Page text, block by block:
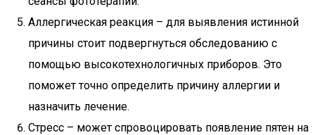
Аллергическая реакция – для выявления истинной
причины стоит подвергнуться обследованию с
помощью высокотехнологичных приборов. Это
поможет точно определить причину аллергии и
назначить лечение.
Стресс – может спровоцировать появление пятен на